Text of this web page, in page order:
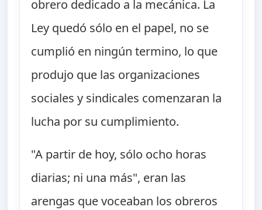
obrero dedicado a la mecánica. La
Ley quedó sólo en el papel, no se
cumplió en ningún termino, lo que
produjo que las organizaciones
sociales y sindicales comenzaran la
lucha por su cumplimiento.
"A partir de hoy, sólo ocho horas
diarias; ni una más", eran las
arengas que voceaban los obreros